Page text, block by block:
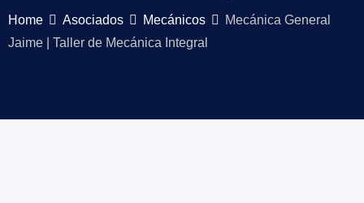
Home Asociados Mecánicos
Mecánica General
Jaime | Taller de Mecánica Integral